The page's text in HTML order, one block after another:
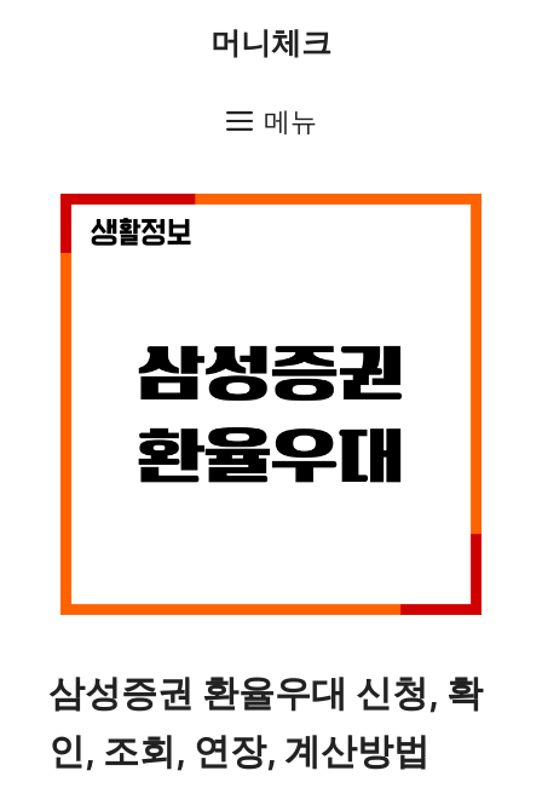
머니체크
메뉴
삼성증권 환율우대 신청, 확
인, 조회, 연장, 계산방법